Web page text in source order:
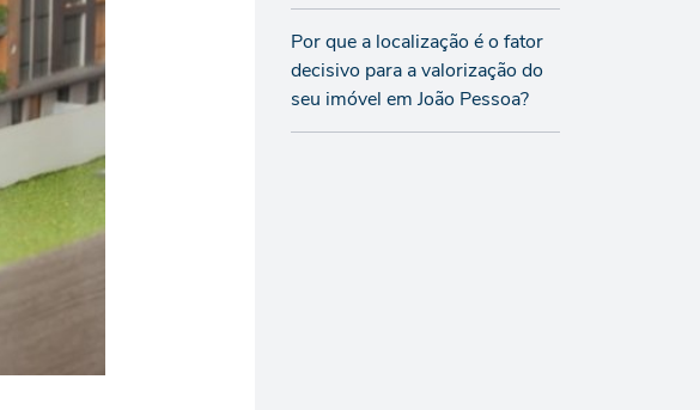
Por que a localização é o fator
decisivo para a valorização do
seu imóvel em João Pessoa?